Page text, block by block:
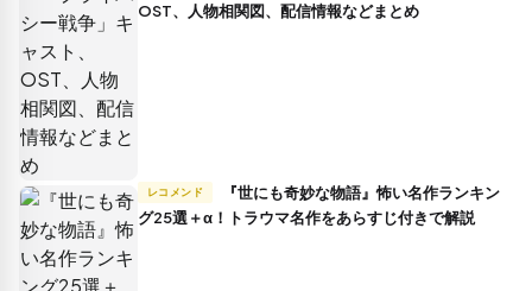
OST、人物相関図、配信情報などまとめ
レコメンド
グ25選＋α！トラウマ名作をあらすじ付きで解説